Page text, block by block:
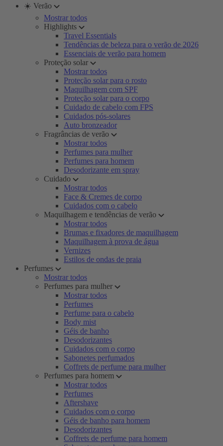
☀️ Verão
Mostrar todos
Highlights
Travel Essentials
Tendências de beleza para o verão de 2026
Essenciais de verão para homem
Proteção solar
Mostrar todos
Proteção solar para o rosto
Maquilhagem com SPF
Proteção solar para o corpo
Cuidado de cabelo com FPS
Cuidados pós-solares
Auto bronzeador
Fragrâncias de verão
Mostrar todos
Perfumes para mulher
Perfumes para homem
Desodorizante em spray
Cuidado
Mostrar todos
Face & Cremes de corpo
Cuidados com o cabelo
Maquilhagem e tendências de verão
Mostrar todos
Brumas e fixadores de maquilhagem
Maquilhagem à prova de água
Vernizes
Estilos de ondas de praia
Perfumes
Mostrar todos
Perfumes para mulher
Mostrar todos
Perfumes
Perfume para o cabelo
Body mist
Géis de banho
Desodorizantes
Cuidados com o corpo
Sabonetes perfumados
Coffrets de perfume para mulher
Perfumes para homem
Mostrar todos
Perfumes
Aftershave
Cuidados com o corpo
Géis de banho para homem
Desodorizantes
Coffrets de perfume para homem